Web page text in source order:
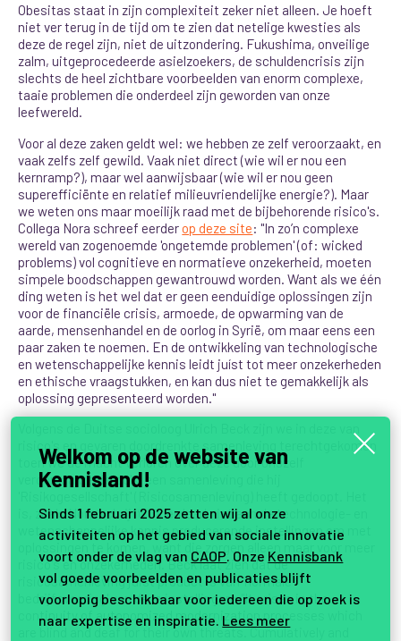
Obesitas staat in zijn complexiteit zeker niet alleen. Je hoeft
niet ver terug in de tijd om te zien dat netelige kwesties als
deze de regel zijn, niet de uitzondering. Fukushima, onveilige
zalm, uitgeprocedeerde asielzoekers, de schuldencrisis zijn
slechts de heel zichtbare voorbeelden van enorm complexe,
taaie problemen die onderdeel zijn geworden van onze
leefwereld.
Voor al deze zaken geldt wel: we hebben ze zelf veroorzaakt, en
vaak zelfs zelf gewild. Vaak niet direct (wie wil er nou een
kernramp?), maar wel aanwijsbaar (wie wil er nou geen
superefficiënte en relatief milieuvriendelijke energie?). Maar
we weten ons maar moeilijk raad met de bijbehorende risico's.
Collega Nora schreef eerder op deze site: "In zo’n complexe
wereld van zogenoemde 'ongetemde problemen' (of: wicked
problems) vol cognitieve en normatieve onzekerheid, moeten
simpele boodschappen gewantrouwd worden. Want als we één
ding weten is het wel dat er geen eenduidige oplossingen zijn
voor de financiële crisis, armoede, de opwarming van de
aarde, mensenhandel en de oorlog in Syrië, om maar eens een
paar zaken te noemen. En de ontwikkeling van technologische
en wetenschappelijke kennis leidt juíst tot meer onzekerheden
en ethische vraagstukken, en kan dus niet te gemakkelijk als
oplossing gepresenteerd worden."
risico's en gevaren doordrenkte samenleving terechtgekomen
toen we de macht verloren over deze door onszelf
veroorzaakte risico's, een samenleving die hij
is, zoals Nora schrijft, inderdaad niet aan de technologie- en
wetenschappelijke kennis producerende instellingen om met
oplossingen te komen, want die zorgen alleen maar voor meer
risico's en onzekerheden. Beck laat zien dat de
risicosamenleving juist product is van 'normale
bedrijfsvoering' van deze instellingen: "It arises in the
continuity of autonomized modernization processes which
are blind and deaf for their own threats. Cumulatively and
Welkom op de website van
Kennisland!
Sinds 1 februari 2025 zetten wij al onze
activiteiten op het gebied van sociale innovatie
voort onder de vlag van CAOP . Onze Kennisbank
vol goede voorbeelden en publicaties blijft
voorlopig beschikbaar voor iedereen die op zoek is
naar expertise en inspiratie. Lees meer